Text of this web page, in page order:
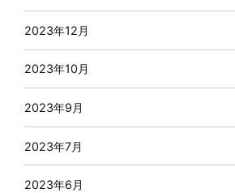
2023年12月
2023年10月
2023年9月
2023年7月
2023年6月